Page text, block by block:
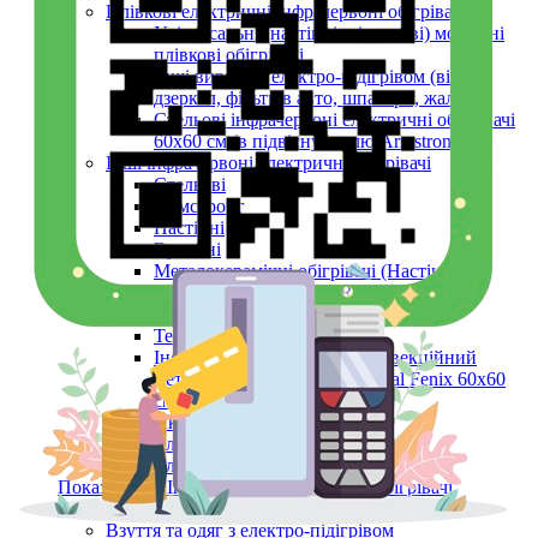
Плівкові електричні інфрачервоні обігрівачі
Універсальні (настінні, підлогові) мобільні
плівкові обігрівачі
Інші вироби з електро-підігрівом (вікон,
дзеркал, фільтрів авто, шпалери, жалюзі)
Стельові інфрачервоні електричні обігрівачі
60х60 см (в підвісну стелю Armstrong)
Інші інфрачервоні електричні обігрівачі
Стельові
Армстронг
Настінні
Вуличні
Металокерамічні обігрівачі (Настінні,
Стельові, Підлогові, ARMSTRONG)
Керамічні панелі (інфрачервоні)
Тепловентилятори
Інфрачервоний обігрівач конвекційний
металокерамічний Monocrystal Fenix 60x60
см 750 Вт
Аксесуари
Електричні рушникосушки
Електроконвектори
Показати усі Інфрачервоні електричні обігрівачі
Обігрів та сушіння
Взуття та одяг з електро-підігрівом